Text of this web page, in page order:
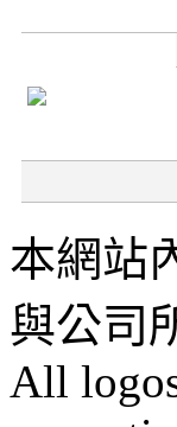
本網站
與公司
All